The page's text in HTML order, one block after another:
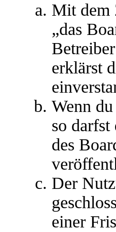
Mit dem
„das
erklärst
Wenn
so
des
Der
einer